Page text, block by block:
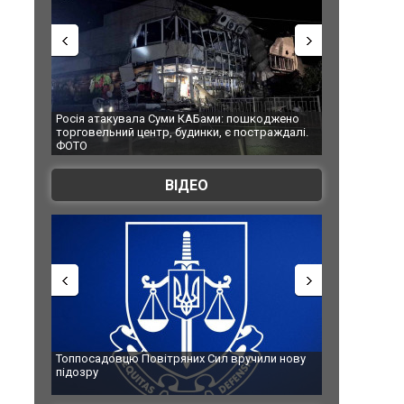
Росія атакувала Суми КАБами: пошкоджено
торговельний центр, будинки, є постраждалі.
ФОТО
ВІДЕО
Топпосадовцю Повітряних Сил вручили нову
підозру